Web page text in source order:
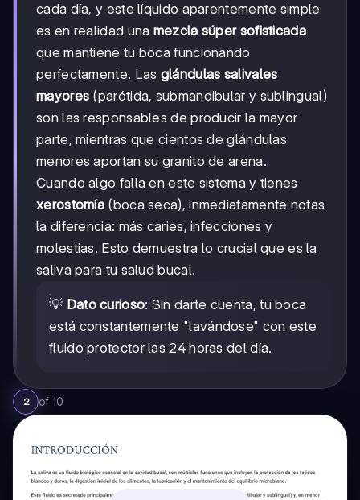
cada día, y este líquido aparentemente simple
es en realidad una mezcla súper sofisticada
que mantiene tu boca funcionando
perfectamente. Las glándulas salivales
mayores (parótida, submandibular y sublingual)
son las responsables de producir la mayor
parte, mientras que cientos de glándulas
menores aportan su granito de arena.
Cuando algo falla en este sistema y tienes
xerostomía (boca seca), inmediatamente notas
la diferencia: más caries, infecciones y
molestias. Esto demuestra lo crucial que es la
saliva para tu salud bucal.
💡 Dato curioso: Sin darte cuenta, tu boca
está constantemente "lavándose" con este
fluido protector las 24 horas del día.
2 of 10